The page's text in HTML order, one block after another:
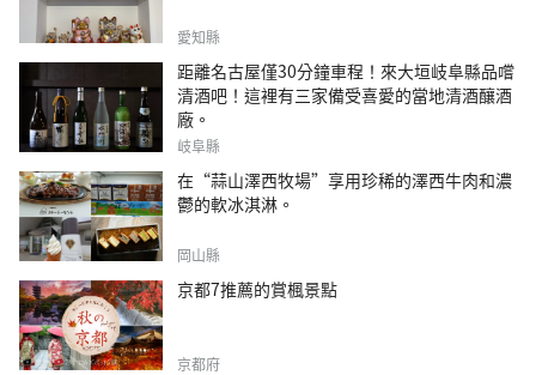
愛知縣
距離名古屋僅30分鐘車程！來大垣岐阜縣品嚐
清酒吧！這裡有三家備受喜愛的當地清酒釀酒
廠。
岐阜縣
在“蒜山澤西牧場”享用珍稀的澤西牛肉和濃
鬱的軟冰淇淋。
岡山縣
京都7推薦的賞楓景點
京都府